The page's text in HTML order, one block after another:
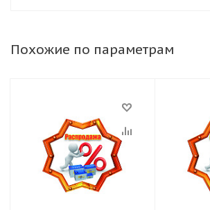
Похожие по параметрам